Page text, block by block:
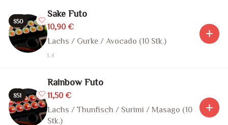
S50
Sake Futo
10,90 €
Lachs / Gurke / Avocado (10 Stk.)
1, 4
S51
Rainbow Futo
11,50 €
Lachs / Thunfisch / Surimi / Masago (10
Stk.)